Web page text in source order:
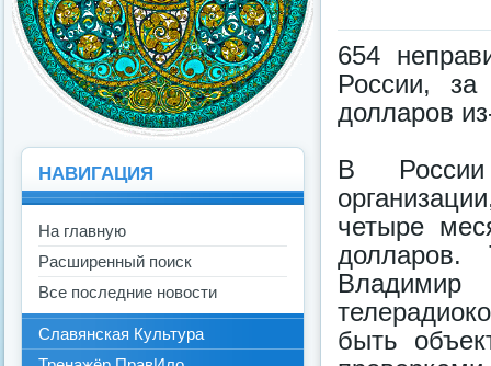
654
России,
долларов
В России
четыре
долларов.
быть
НАВИГАЦИЯ
На главную
Расширенный поиск
Все последние новости
Славянская Культура